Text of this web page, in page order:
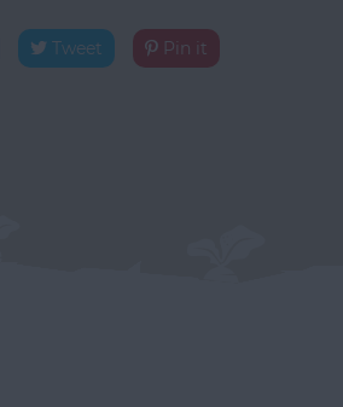
Tweet Pin it